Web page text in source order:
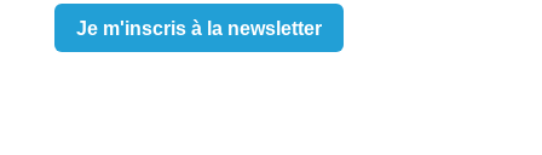
Je m'inscris à la newsletter